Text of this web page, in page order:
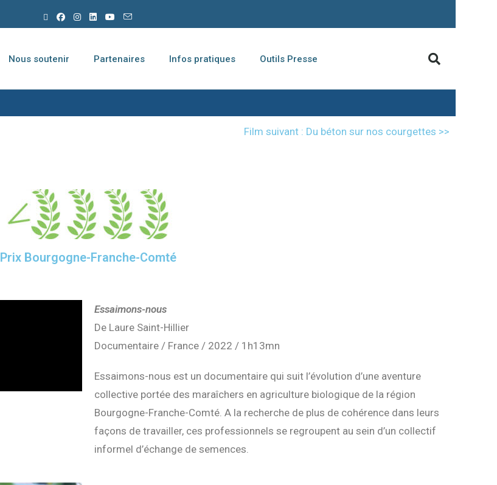
Nous soutenir Partenaires Infos pratiques Outils Presse
Film suivant : Du béton sur nos courgettes >>
Prix Bourgogne-Franche-Comté
Essaimons-nous
De Laure Saint-Hillier
Documentaire / France / 2022 / 1h13mn
Essaimons-nous est un documentaire qui suit l’évolution d’une aventure
collective portée des maraîchers en agriculture biologique de la région
Bourgogne-Franche-Comté. A la recherche de plus de cohérence dans leurs
façons de travailler, ces professionnels se regroupent au sein d’un collectif
informel d’échange de semences.